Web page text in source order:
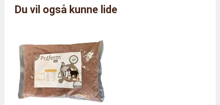
Mærke
Gård fra Moutta
Samlede
dimensioner
Længde 35 x Dybde 5 x
Højde 35 cm
Vægt
1,0 kilo
Du vil også kunne lide